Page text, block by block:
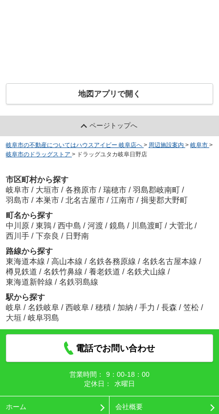
地図アプリで開く
ページトップへ
岐阜市の不動産についてはハウスアイビー 岐阜店へ > 周辺施設案内 > 岐阜市 >
岐阜市のドラッグストア > ドラッグユタカ岐阜日野店
市区町村から探す
岐阜市 / 大垣市 / 各務原市 / 瑞穂市 / 羽島郡岐南町 /
羽島市 / 本巣市 / 北名古屋市 / 江南市 / 揖斐郡大野町
町名から探す
中川原 / 東鶉 / 西中島 / 河渡 / 鏡島 / 川島渡町 / 大菅北 /
西川手 / 下奈良 / 日野南
路線から探す
東海道本線 / 高山本線 / 名鉄各務原線 / 名鉄名古屋本線 /
樽見鉄道 / 名鉄竹鼻線 / 養老鉄道 / 名鉄犬山線 /
東海道新幹線 / 名鉄羽島線
駅から探す
岐阜 / 名鉄岐阜 / 西岐阜 / 穂積 / 加納 / 手力 / 長森 / 笠松 /
大垣 / 岐阜羽島
電話でお問い合わせ
営業時間：
9：00‐18：00
定休日：
水曜日
ホーム 会社概要